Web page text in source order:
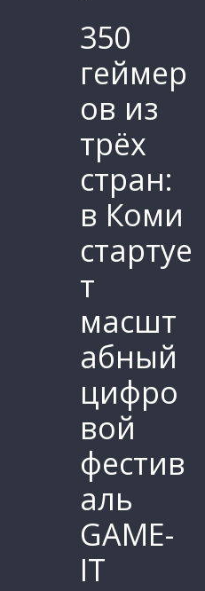
350
геймер
ов из
трёх
стран:
в Коми
стартуе
т
масшт
абный
цифро
вой
фестив
аль
GAME-
IT